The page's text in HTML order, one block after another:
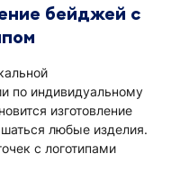
бейджей с
по индивидуальному
изготовление
любые изделия.
с логотипами